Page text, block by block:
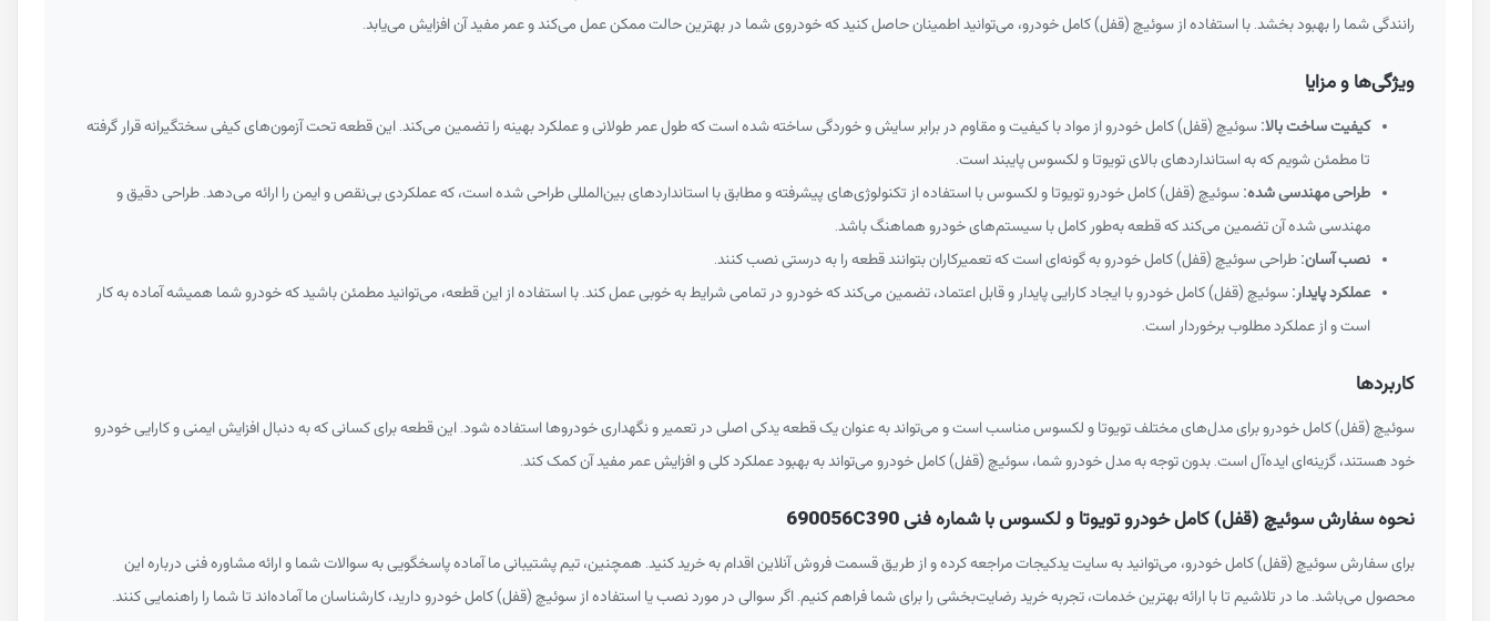
رانندگی شما را بهبود بخشد. با استفاده از سوئیچ (قفل) کامل خودرو، می‌توانید اطمینان حاصل کنید که خودروی شما در بهترین حالت ممکن عمل می‌کند و عمر مفید آن افزایش می‌یابد.
ویژگی‌ها و مزایا
کیفیت ساخت بالا: سوئیچ (قفل) کامل خودرو از مواد با کیفیت و مقاوم در برابر سایش و خوردگی ساخته شده است که طول عمر طولانی و عملکرد بهینه را تضمین می‌کند. این قطعه تحت آزمون‌های کیفی سختگیرانه قرار گرفته
تا مطمئن شویم که به استانداردهای بالای تویوتا و لکسوس پایبند است.
طراحی مهندسی شده: سوئیچ (قفل) کامل خودرو تویوتا و لکسوس با استفاده از تکنولوژی‌های پیشرفته و مطابق با استانداردهای بین‌المللی طراحی شده است، که عملکردی بی‌نقص و ایمن را ارائه می‌دهد. طراحی دقیق و
مهندسی شده آن تضمین می‌کند که قطعه به‌طور کامل با سیستم‌های خودرو هماهنگ باشد.
نصب آسان: طراحی سوئیچ (قفل) کامل خودرو به گونه‌ای است که تعمیرکاران بتوانند قطعه را به درستی نصب کنند.
عملکرد پایدار: سوئیچ (قفل) کامل خودرو با ایجاد کارایی پایدار و قابل اعتماد، تضمین می‌کند که خودرو در تمامی شرایط به خوبی عمل کند. با استفاده از این قطعه، می‌توانید مطمئن باشید که خودرو شما همیشه آماده به کار
است و از عملکرد مطلوب برخوردار است.
کاربردها
سوئیچ (قفل) کامل خودرو برای مدل‌های مختلف تویوتا و لکسوس مناسب است و می‌تواند به عنوان یک قطعه یدکی اصلی در تعمیر و نگهداری خودروها استفاده شود. این قطعه برای کسانی که به دنبال افزایش ایمنی و کارایی خودرو
خود هستند، گزینه‌ای ایده‌آل است. بدون توجه به مدل خودرو شما، سوئیچ (قفل) کامل خودرو می‌تواند به بهبود عملکرد کلی و افزایش عمر مفید آن کمک کند.
نحوه سفارش سوئیچ (قفل) کامل خودرو تویوتا و لکسوس با شماره فنی 690056C390
برای سفارش سوئیچ (قفل) کامل خودرو، می‌توانید به سایت یدکیجات مراجعه کرده و از طریق قسمت فروش آنلاین اقدام به خرید کنید. همچنین، تیم پشتیبانی ما آماده پاسخگویی به سوالات شما و ارائه مشاوره فنی درباره این
محصول می‌باشد. ما در تلاشیم تا با ارائه بهترین خدمات، تجربه خرید رضایت‌بخشی را برای شما فراهم کنیم. اگر سوالی در مورد نصب یا استفاده از سوئیچ (قفل) کامل خودرو دارید، کارشناسان ما آماده‌اند تا شما را راهنمایی کنند.